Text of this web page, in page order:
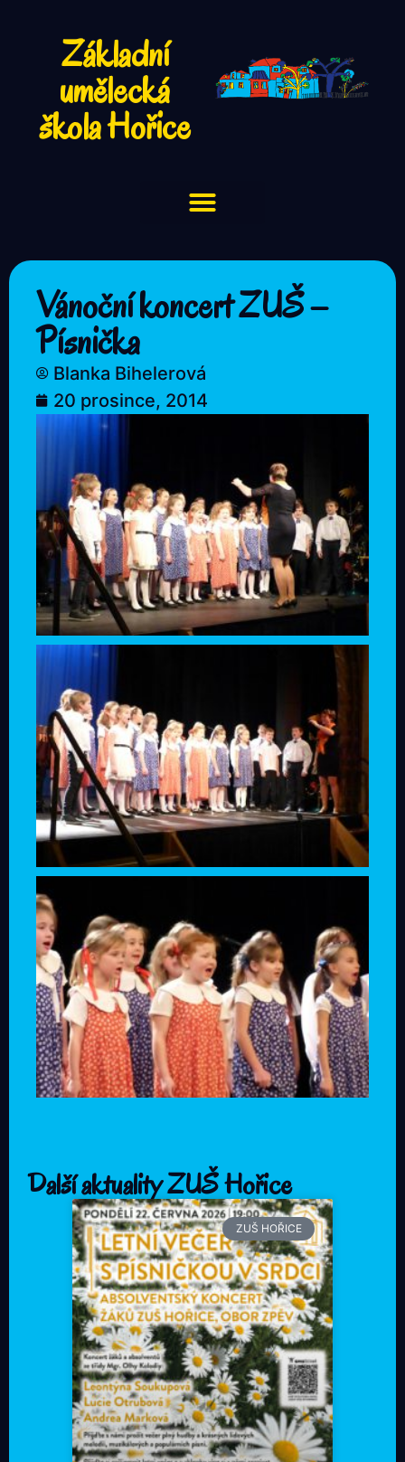
Základní
umělecká
škola Hořice
Vánoční koncert ZUŠ –
Písnička
Blanka Bihelerová
20 prosince, 2014
Další aktuality ZUŠ Hořice
ZUŠ HOŘICE